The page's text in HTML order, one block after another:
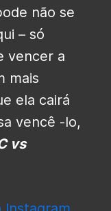
não se
– só
vencer a
mais
ela cairá
vencê -lo,
vs